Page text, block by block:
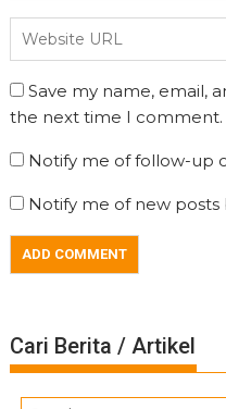
Save my name, email,
the next time I comment.
Notify me of follow-up
Notify me of new posts
Cari Berita / Artikel